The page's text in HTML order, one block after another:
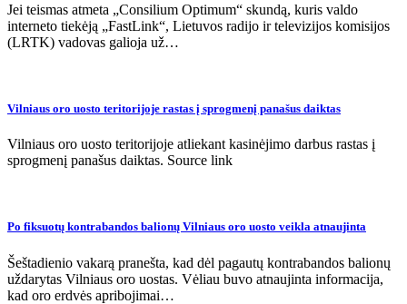
Jei teismas atmeta „Consilium Optimum“ skundą, kuris valdo
interneto tiekėją „FastLink“, Lietuvos radijo ir televizijos komisijos
(LRTK) vadovas galioja už…
Vilniaus oro uosto teritorijoje rastas į sprogmenį panašus daiktas
Vilniaus oro uosto teritorijoje atliekant kasinėjimo darbus rastas į
sprogmenį panašus daiktas. Source link
Po fiksuotų kontrabandos balionų Vilniaus oro uosto veikla atnaujinta
Šeštadienio vakarą pranešta, kad dėl pagautų kontrabandos balionų
uždarytas Vilniaus oro uostas. Vėliau buvo atnaujinta informacija,
kad oro erdvės apribojimai…